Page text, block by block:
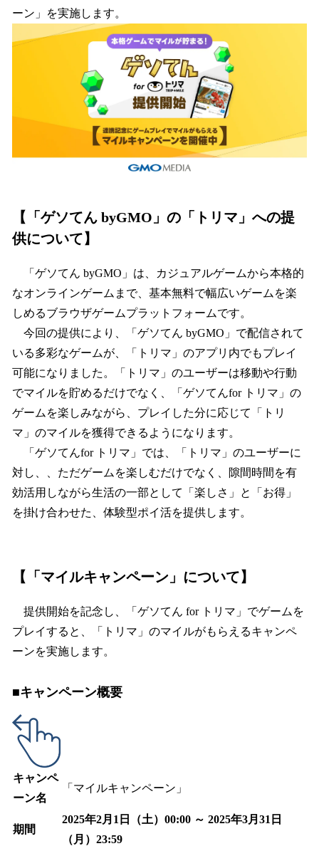
ーン」を実施します。
【「ゲソてん byGMO」の「トリマ」への提
供について】
「ゲソてん byGMO」は、カジュアルゲームから本格的
なオンラインゲームまで、基本無料で幅広いゲームを楽
しめるブラウザゲームプラットフォームです。
今回の提供により、「ゲソてん byGMO」で配信されて
いる多彩なゲームが、「トリマ」のアプリ内でもプレイ
可能になりました。「トリマ」のユーザーは移動や行動
でマイルを貯めるだけでなく、「ゲソてんfor トリマ」の
ゲームを楽しみながら、プレイした分に応じて「トリ
マ」のマイルを獲得できるようになります。
「ゲソてんfor トリマ」では、「トリマ」のユーザーに
対し、、ただゲームを楽しむだけでなく、隙間時間を有
効活用しながら生活の一部として「楽しさ」と「お得」
を掛け合わせた、体験型ポイ活を提供します。
【「マイルキャンペーン」について】
提供開始を記念し、「ゲソてん for トリマ」でゲームを
プレイすると、「トリマ」のマイルがもらえるキャンペ
ーンを実施します。
■キャンペーン概要
キャンペ
ーン名
「マイルキャンペーン」
期間
2025年2月1日（土）00:00 ～ 2025年3月31日
（月）23:59